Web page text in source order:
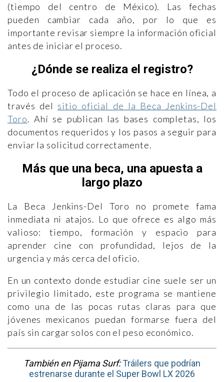
(tiempo del centro de México). Las fechas
pueden cambiar cada año, por lo que es
importante revisar siempre la información oficial
antes de iniciar el proceso.
¿Dónde se realiza el registro?
Todo el proceso de aplicación se hace en línea, a
través del sitio oficial de la Beca Jenkins-Del
Toro. Ahí se publican las bases completas, los
documentos requeridos y los pasos a seguir para
enviar la solicitud correctamente.
Más que una beca, una apuesta a
largo plazo
La Beca Jenkins-Del Toro no promete fama
inmediata ni atajos. Lo que ofrece es algo más
valioso: tiempo, formación y espacio para
aprender cine con profundidad, lejos de la
urgencia y más cerca del oficio.
En un contexto donde estudiar cine suele ser un
privilegio limitado, este programa se mantiene
como una de las pocas rutas claras para que
jóvenes mexicanos puedan formarse fuera del
país sin cargar solos con el peso económico.
También en Pijama Surf:Tráilers que podrían
estrenarse durante el Super Bowl LX 2026